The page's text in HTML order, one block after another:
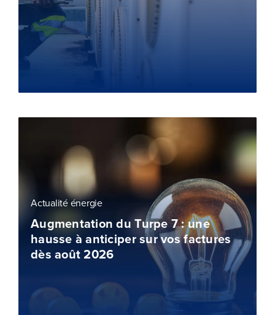
Actualité énergie
Augmentation du Turpe 7 : une
hausse à anticiper sur vos factures
dès août 2026